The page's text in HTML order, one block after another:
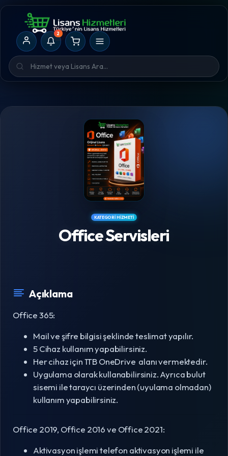
2
KATEGORI HIZMETI
Office Servisleri
Açıklama
Office 365:
Mail ve şifre bilgisi şeklinde teslimat yapılır.
5 Cihaz kullanım yapabilirsiniz.
Her cihaz için 1TB OneDrive alanı vermektedir.
Uygulama olarak kullanabilirsiniz. Ayrıca bulut
sisemi ile taraycı üzerinden (uyulama olmadan)
kullanım yapabilirsiniz.
Office 2019, Office 2016 ve Office 2021:
Aktivasyon işlemi telefon aktivasyon işlemi ile